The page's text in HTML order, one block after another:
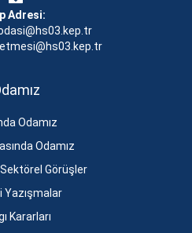
Adresi:
Odamız
Odamız
Görüşler
Yazışmalar
Kararları